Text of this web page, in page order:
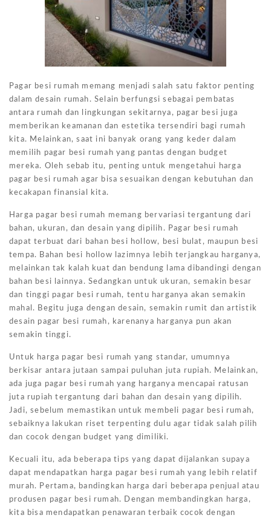
Pagar besi rumah memang menjadi salah satu faktor penting
dalam desain rumah. Selain berfungsi sebagai pembatas
antara rumah dan lingkungan sekitarnya, pagar besi juga
memberikan keamanan dan estetika tersendiri bagi rumah
kita. Melainkan, saat ini banyak orang yang keder dalam
memilih pagar besi rumah yang pantas dengan budget
mereka. Oleh sebab itu, penting untuk mengetahui harga
pagar besi rumah agar bisa sesuaikan dengan kebutuhan dan
kecakapan finansial kita.
Harga pagar besi rumah memang bervariasi tergantung dari
bahan, ukuran, dan desain yang dipilih. Pagar besi rumah
dapat terbuat dari bahan besi hollow, besi bulat, maupun besi
tempa. Bahan besi hollow lazimnya lebih terjangkau harganya,
melainkan tak kalah kuat dan bendung lama dibandingi dengan
bahan besi lainnya. Sedangkan untuk ukuran, semakin besar
dan tinggi pagar besi rumah, tentu harganya akan semakin
mahal. Begitu juga dengan desain, semakin rumit dan artistik
desain pagar besi rumah, karenanya harganya pun akan
semakin tinggi.
Untuk harga pagar besi rumah yang standar, umumnya
berkisar antara jutaan sampai puluhan juta rupiah. Melainkan,
ada juga pagar besi rumah yang harganya mencapai ratusan
juta rupiah tergantung dari bahan dan desain yang dipilih.
Jadi, sebelum memastikan untuk membeli pagar besi rumah,
sebaiknya lakukan riset terpenting dulu agar tidak salah pilih
dan cocok dengan budget yang dimiliki.
Kecuali itu, ada beberapa tips yang dapat dijalankan supaya
dapat mendapatkan harga pagar besi rumah yang lebih relatif
murah. Pertama, bandingkan harga dari beberapa penjual atau
produsen pagar besi rumah. Dengan membandingkan harga,
kita bisa mendapatkan penawaran terbaik cocok dengan